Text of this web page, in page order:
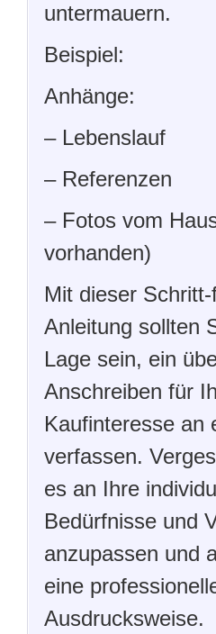
untermauern.
Beispiel:
Anhänge:
– Lebenslauf
– Referenzen
– Fotos vom
vorhanden)
Mit dieser
Anleitung sollten
Lage sein, ein
Anschreiben für
Kaufinteresse an
verfassen.
es an Ihre
Bedürfnisse und
anzupassen und
eine
Ausdrucksweise.